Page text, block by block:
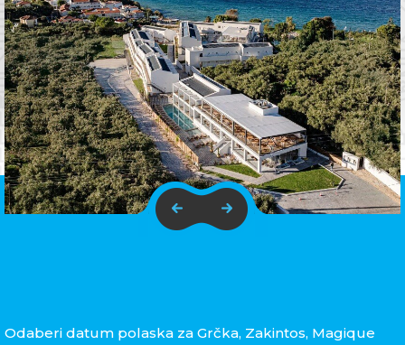
Odaberi datum polaska za Grčka, Zakintos, Magique